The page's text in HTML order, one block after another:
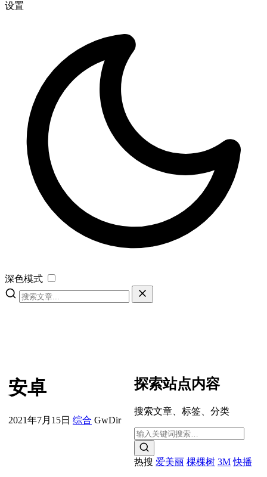
设置
深色模式
安卓
2021年7月15日 综合 GwDir
探索站点内容
搜索文章、标签、分类
热搜 爱美丽 棵棵树 3M 快播